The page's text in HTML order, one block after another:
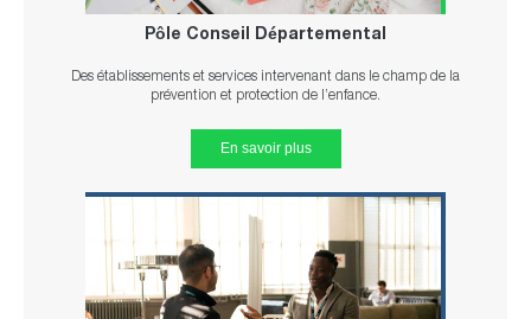
Pôle Conseil Départemental
Des établissements et services intervenant dans le champ de la
prévention et protection de l’enfance.
En savoir plus